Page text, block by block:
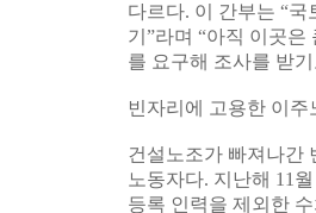
다르다. 이 간부는 “
기”라며 “아직 이곳
를 요구해 조사를 받
빈자리에 고용한 이주
건설노조가 빠져나간
노동자다. 지난해 11
등록 인력을 제외한